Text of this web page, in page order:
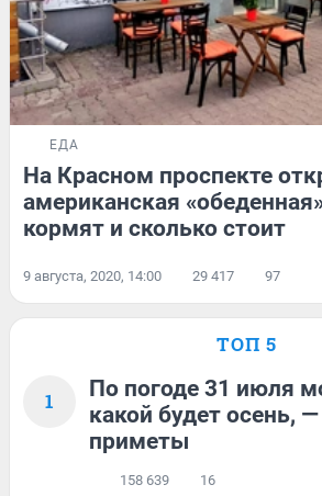
ЕДА
На Красном проспекте
американская
кормят и сколько стоит
9 августа, 2020, 14:00 29 417 97
ТОП 5
1
По погоде 31 июля
какой будет осень,
приметы
158 639 16